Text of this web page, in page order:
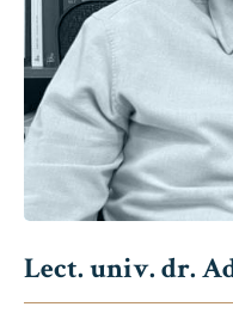
Lect. univ. dr.